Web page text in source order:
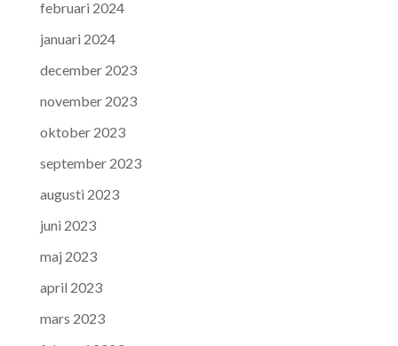
februari 2024
januari 2024
december 2023
november 2023
oktober 2023
september 2023
augusti 2023
juni 2023
maj 2023
april 2023
mars 2023